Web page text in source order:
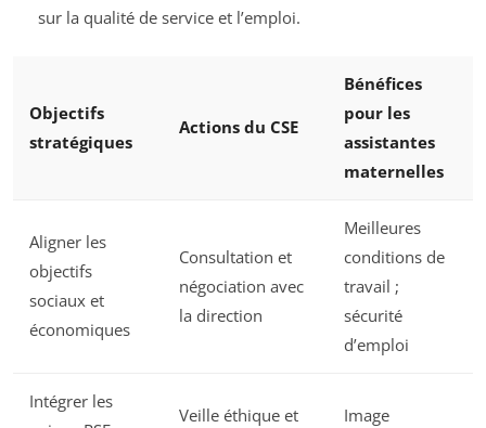
sur la qualité de service et l’emploi.
Objectifs
stratégiques
Actions du CSE
Bénéfices
pour les
assistantes
maternelles
Aligner les
objectifs
sociaux et
économiques
Consultation et
négociation avec
la direction
Meilleures
conditions de
travail ;
sécurité
d’emploi
Intégrer les
Veille éthique et Image